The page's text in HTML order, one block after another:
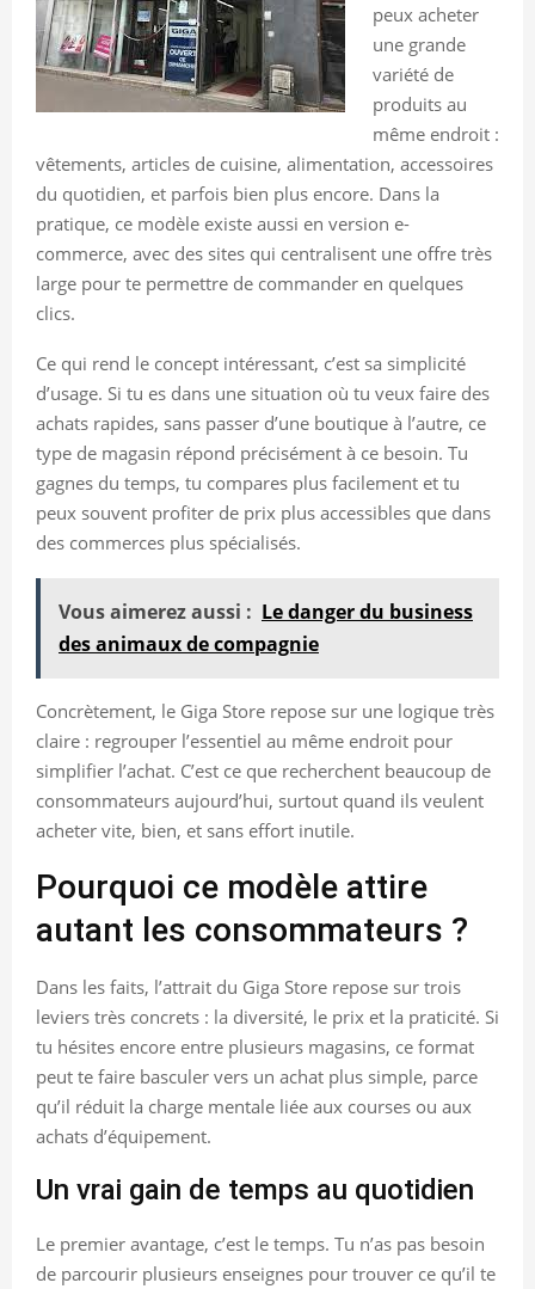
peux acheter
une grande
variété de
produits au
même endroit :
vêtements, articles de cuisine, alimentation, accessoires
du quotidien, et parfois bien plus encore. Dans la
pratique, ce modèle existe aussi en version e-
commerce, avec des sites qui centralisent une offre très
large pour te permettre de commander en quelques
clics.
Ce qui rend le concept intéressant, c’est sa simplicité
d’usage. Si tu es dans une situation où tu veux faire des
achats rapides, sans passer d’une boutique à l’autre, ce
type de magasin répond précisément à ce besoin. Tu
gagnes du temps, tu compares plus facilement et tu
peux souvent profiter de prix plus accessibles que dans
des commerces plus spécialisés.
Vous aimerez aussi : Le danger du business
des animaux de compagnie
Concrètement, le Giga Store repose sur une logique très
claire : regrouper l’essentiel au même endroit pour
simplifier l’achat. C’est ce que recherchent beaucoup de
consommateurs aujourd’hui, surtout quand ils veulent
acheter vite, bien, et sans effort inutile.
Pourquoi ce modèle attire
autant les consommateurs ?
Dans les faits, l’attrait du Giga Store repose sur trois
leviers très concrets : la diversité, le prix et la praticité. Si
tu hésites encore entre plusieurs magasins, ce format
peut te faire basculer vers un achat plus simple, parce
qu’il réduit la charge mentale liée aux courses ou aux
achats d’équipement.
Un vrai gain de temps au quotidien
Le premier avantage, c’est le temps. Tu n’as pas besoin
de parcourir plusieurs enseignes pour trouver ce qu’il te